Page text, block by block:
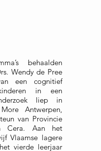
behaalden
Wendy de Pree
een cognitief
in een
liep in
Antwerpen,
van Provincie
Cera. Aan het
Vlaamse lagere
vierde leerjaar